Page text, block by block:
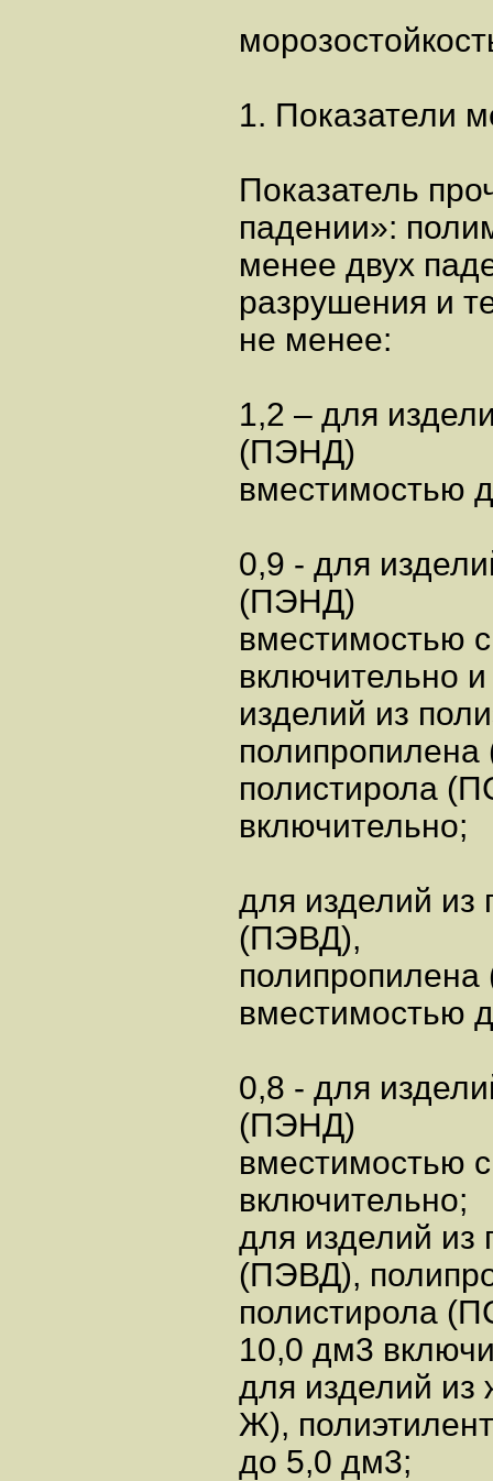
1. Показатели
Показатель
падении»:
менее двух
разрушения и
не менее:
1,2 – для
(ПЭНД)
вместимостью
0,9 - для
(ПЭНД)
вместимостью
включительно и
изделий из
полистирола
включительно;
для изделий из
(ПЭВД),
вместимостью
0,8 - для
(ПЭНД)
вместимостью
включительно;
для изделий из
(ПЭВД),
полистирола
10,0 дм3
для изделий из
Ж),
до 5,0 дм3;